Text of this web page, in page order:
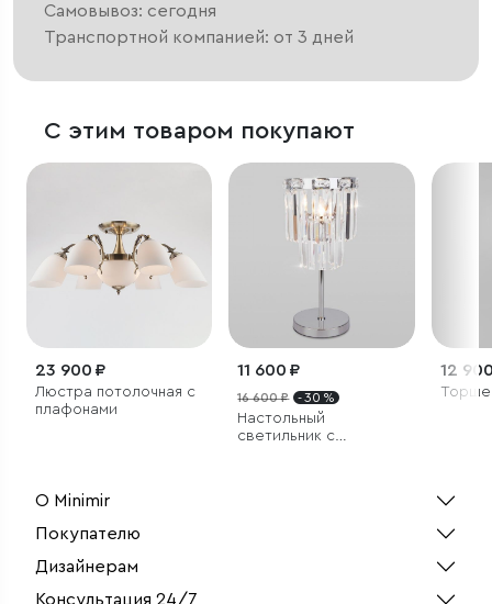
Самовывоз: сегодня
Транспортной компанией: от 3 дней
С этим товаром покупают
23 900 ₽
Люстра потолочная с
плафонами
11 600 ₽
16 600 ₽ - 30 %
Настольный
светильник с
12
О Minimir
Покупателю
Дизайнерам
Консультация 24/7